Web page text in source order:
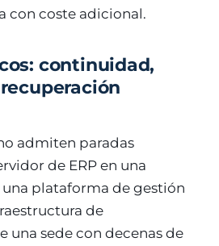
con coste adicional.
continuidad,
admiten paradas
de ERP en una
plataforma de gestión
de
una sede con decenas de